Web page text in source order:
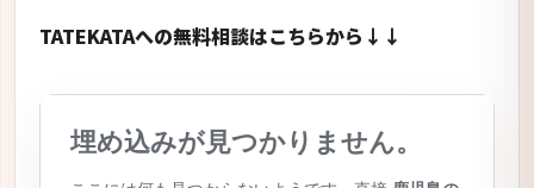
TATEKATAへの無料相談はこちらから↓↓